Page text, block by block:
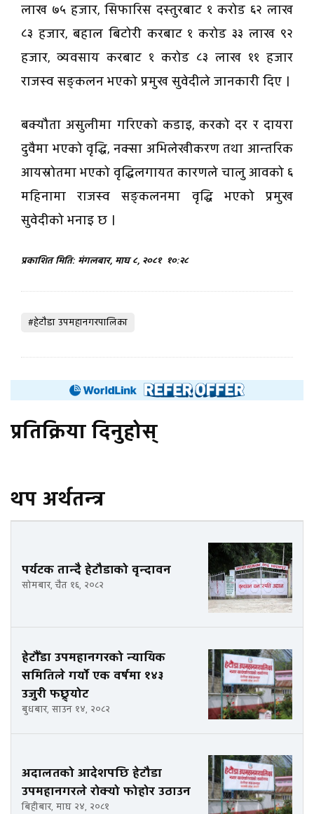
लाख ७५ हजार, सिफारिस दस्तुरबाट १ करोड ६२ लाख
८३ हजार, बहाल बिटोरी करबाट १ करोड ३३ लाख ९२
हजार, व्यवसाय करबाट १ करोड ८३ लाख ११ हजार
राजस्व सङ्कलन भएको प्रमुख सुवेदीले जानकारी दिए ।
बक्यौता असुलीमा गरिएको कडाइ, करको दर र दायरा
दुवैमा भएको वृद्धि, नक्सा अभिलेखीकरण तथा आन्तरिक
आयस्रोतमा भएको वृद्धिलगायत कारणले चालु आवको ६
महिनामा राजस्व सङ्कलनमा वृद्धि भएको प्रमुख
सुवेदीको भनाइ छ ।
प्रकाशित मिति: मंगलबार, माघ ८, २०८१ १०:२८
#हेटाैडा उपमहानगरपालिका
प्रतिक्रिया दिनुहोस्
थप अर्थतन्त्र
पर्यटक तान्दै हेटौडाको वृन्दावन
सोमबार, चैत १६, २०८२
हेटौँडा उपमहानगरको न्यायिक
समितिले गर्यो एक वर्षमा १४३
उजुरी फछ्र्योट
बुधबार, साउन १४, २०८२
अदालतको आदेशपछि हेटौडा
उपमहानगरले रोक्यो फोहोर उठाउन
बिहीबार, माघ २४, २०८१